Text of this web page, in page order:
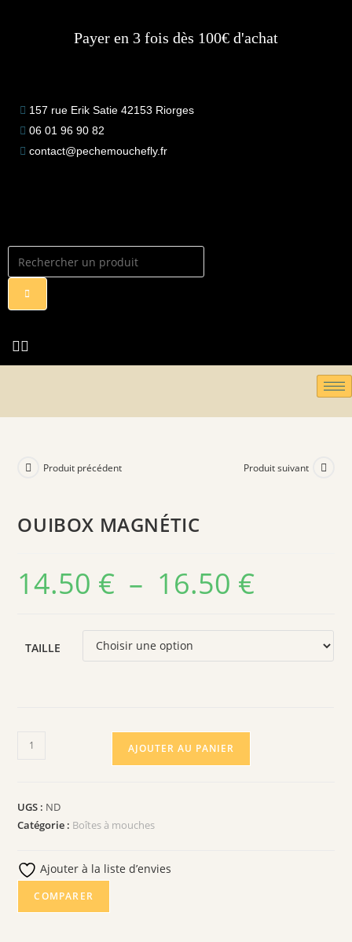
Payer en 3 fois dès 100€ d'achat
157 rue Erik Satie 42153 Riorges
06 01 96 90 82
contact@pechemouchefly.fr
Produit précédent Produit suivant
OUIBOX MAGNÉTIC
14.50 € – 16.50 €
TAILLE
AJOUTER AU PANIER
UGS : ND
Catégorie : Boîtes à mouches
Ajouter à la liste d’envies
COMPARER